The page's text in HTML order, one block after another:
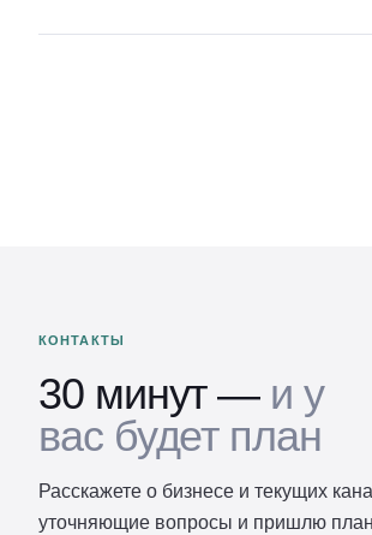
КОНТАКТЫ
30 минут — и у
вас будет план
Расскажете о бизнесе и текущих
уточняющие вопросы и пришлю